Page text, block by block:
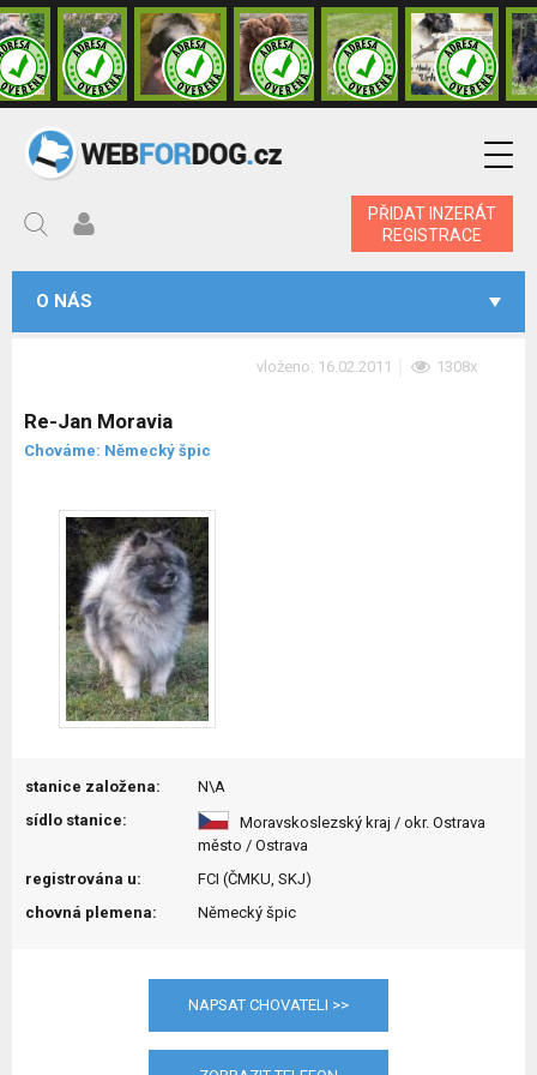
PŘIDAT INZERÁT
REGISTRACE
O NÁS
vloženo: 16.02.2011 1308x
Re-Jan Moravia
Chováme: Německý špic
stanice založena:
N\A
sídlo stanice:
Moravskoslezský kraj / okr. Ostrava
město / Ostrava
registrována u:
FCI (ČMKU, SKJ)
chovná plemena:
Německý špic
NAPSAT CHOVATELI >>